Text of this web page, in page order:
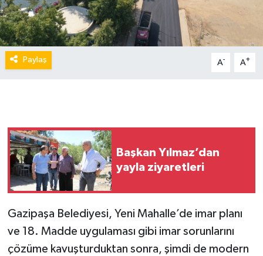
Paylaş A- A+
Başkan Yılmaz’dan
yayla ziyaretleri
Gazipaşa Belediyesi, Yeni Mahalle’de imar planı
ve 18. Madde uygulaması gibi imar sorunlarını
çözüme kavuşturduktan sonra, şimdi de modern